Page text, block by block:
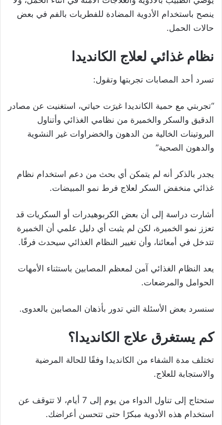
ينصح باستخدام الأدوية المضادة للفطريات بالفم في بعض
حالات الحمل.
نظام غذائي لعلاج الكانديدا
تسرد أحد المصابات تجربتها وتقول:
“تجربتي مع حمية الكانديدا غيرَت حياتي، استغنيت عن مصادر
الدقيق والسكر والخميرة من نظامي الغذائي وأتناول
البروتينات الخالية من الدهون والخضراوات غير النشوية
والدهون الصحية”
يجدر بالذكر أنه لم يتمكن أي بحث من دعم استخدام نظام
غذائي منخفض السكر لعلاج فرط نمو المبيضات.
أشارت دراسة إلى أن بعض الكربوهيدرات أو السكريات قد
تعزز نمو الخميرة، لكن لم يثبت أي دليل علمي أن الخميرة
تتدخل في أمعائنا، وأن تغيير النظام الغذائي سيحدث فرقًا.
يعد النظام الغذائي آمن لمعظم المصابين باستثناء الأمهات
الحوامل والمرضعات.
سنسرد بعض الأسئلة التي تدور بأذهان المصابين بالعدوى.
كم يستغرق علاج الكانديدا؟
تختلف مدة الشفاء من الكانديدا وفقًا للحالة المرضية
والاستجابة للعلاج.
ستحتاج إلى تناول الدواء من يوم إلى 7 أيام، لا تتوقف عن
استخدام هذه الأدوية مبكرًا حتى تتحسن أعراضك.